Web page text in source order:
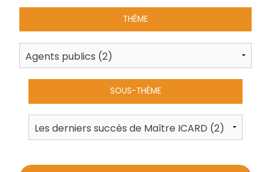
THÈME
SOUS-THÈME